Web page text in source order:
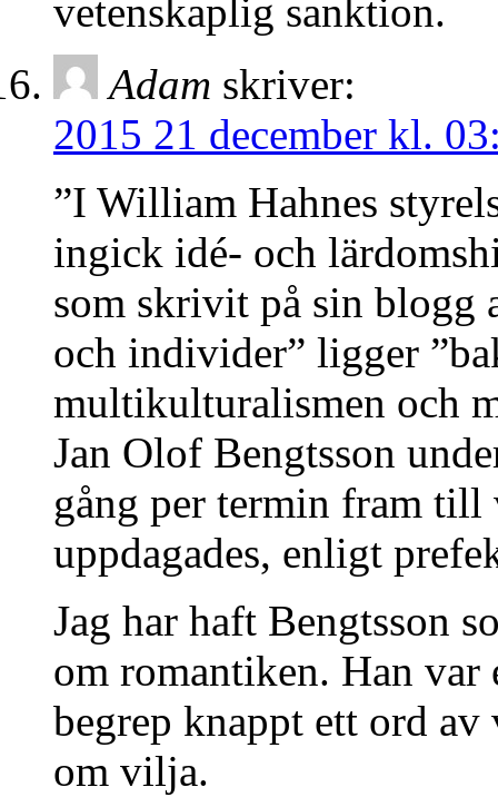
vetenskaplig sanktion.
Adam skriver:
2015 21 december kl.
”I William Hahnes
ingick idé- och
som skrivit på sin blogg
och individer” ligger
multikulturalismen och
Jan Olof Bengtsson
gång per termin fram till
uppdagades, enligt
Jag har haft Bengtsson
om romantiken. Han var
begrep knappt ett ord av
om vilja.